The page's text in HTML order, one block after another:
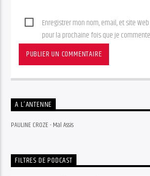
Enregistrer mon nom, email, et site
pour la prochaine fois que je
A L’ANTENNE
PAULINE CROZE - Mal Assis
FILTRES DE PODCAST